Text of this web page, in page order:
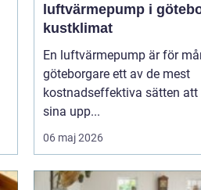
luftvärmepump i
kustklimat
En luftvärmepump är för
göteborgare ett av de mest
kostnadseffektiva sätten att
sina upp...
06 maj 2026